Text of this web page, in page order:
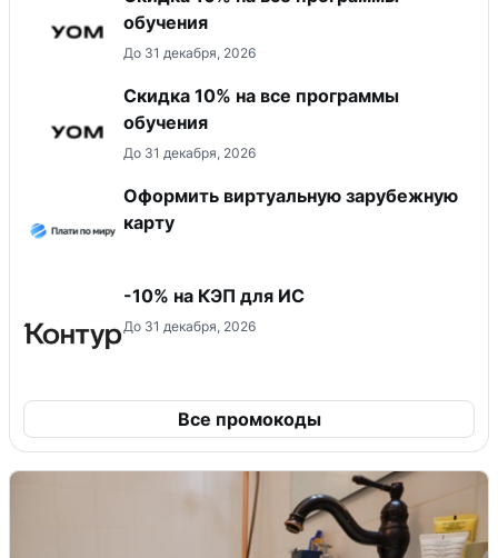
обучения
До 31 декабря, 2026
Скидка 10% на все программы
обучения
До 31 декабря, 2026
Оформить виртуальную зарубежную
карту
-10% на КЭП для ИС
До 31 декабря, 2026
Все промокоды